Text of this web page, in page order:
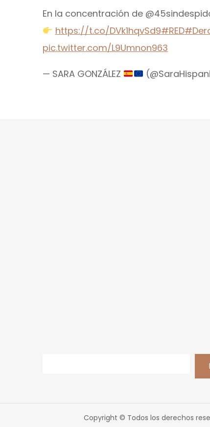
En la concentración de
https://t.co/DVk1hqvSd9#RED
pic.twitter.com/L9Umnon963
— SARA GONZÁLEZ
Copyright © Todos los derechos